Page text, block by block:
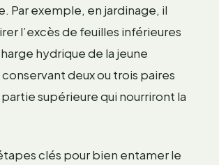
Par exemple, en jardinage, il
l’excès de feuilles inférieures
hydrique de la jeune
deux ou trois paires
partie supérieure qui nourriront la
clés pour bien entamer le